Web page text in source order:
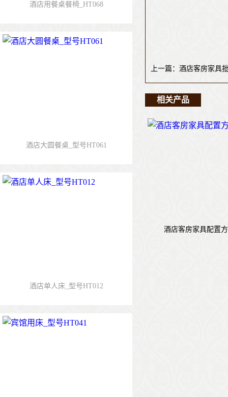
酒店用餐桌餐椅_HT068
酒店大圆餐桌_型号HT061
酒店单人床_型号HT012
上一篇：酒店客房家具
相关产品
酒店客房家具配置